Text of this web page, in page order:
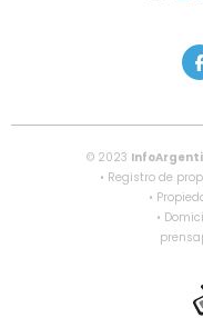
© 2023
• Registro de
•
•